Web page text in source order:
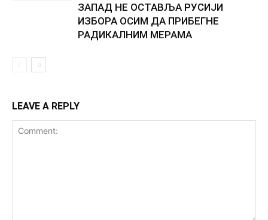
ЗАПАД НЕ ОСТАВЉА РУСИЈИ
ИЗБОРА ОСИМ ДА ПРИБЕГНЕ
РАДИКАЛНИМ МЕРАМА
LEAVE A REPLY